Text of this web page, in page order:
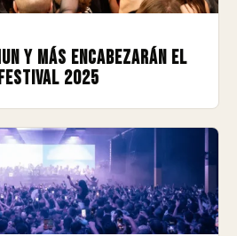
y más encabezarán el
2025